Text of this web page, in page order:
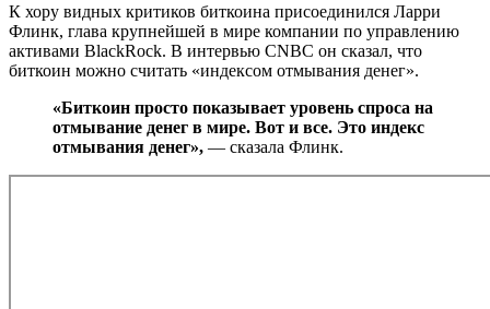
К хору видных критиков биткоина присоединился Ларри
Флинк, глава крупнейшей в мире компании по управлению
активами BlackRock. В интервью CNBC он сказал, что
биткоин можно считать «индексом отмывания денег».
«Биткоин просто показывает уровень спроса на
отмывание денег в мире. Вот и все. Это индекс
отмывания денег», — сказала Флинк.